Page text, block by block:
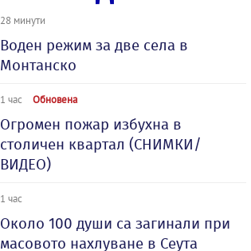
28 минути
Воден режим за две села в
Монтанско
1 час Обновена
Огромен пожар избухна в
столичен квартал (СНИМКИ/
ВИДЕО)
1 час
Около 100 души са загинали при
масовото нахлуване в Сеута